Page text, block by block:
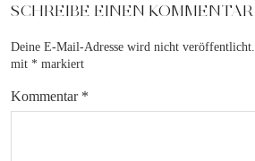
SCHREIBE EINEN KOMMENTAR
Deine E-Mail-Adresse wird nicht veröffentlicht.
mit * markiert
Kommentar *